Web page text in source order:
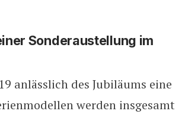
Sonderaustellung im
anlässlich des Jubiläums eine
werden insgesamt